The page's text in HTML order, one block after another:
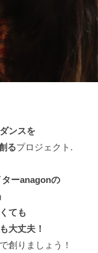
ンスを
るプロジェクト.
ーanagonの
ても
大丈夫！
創りましょう！